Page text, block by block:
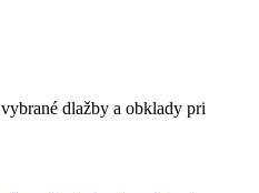
dlažby a obklady pri